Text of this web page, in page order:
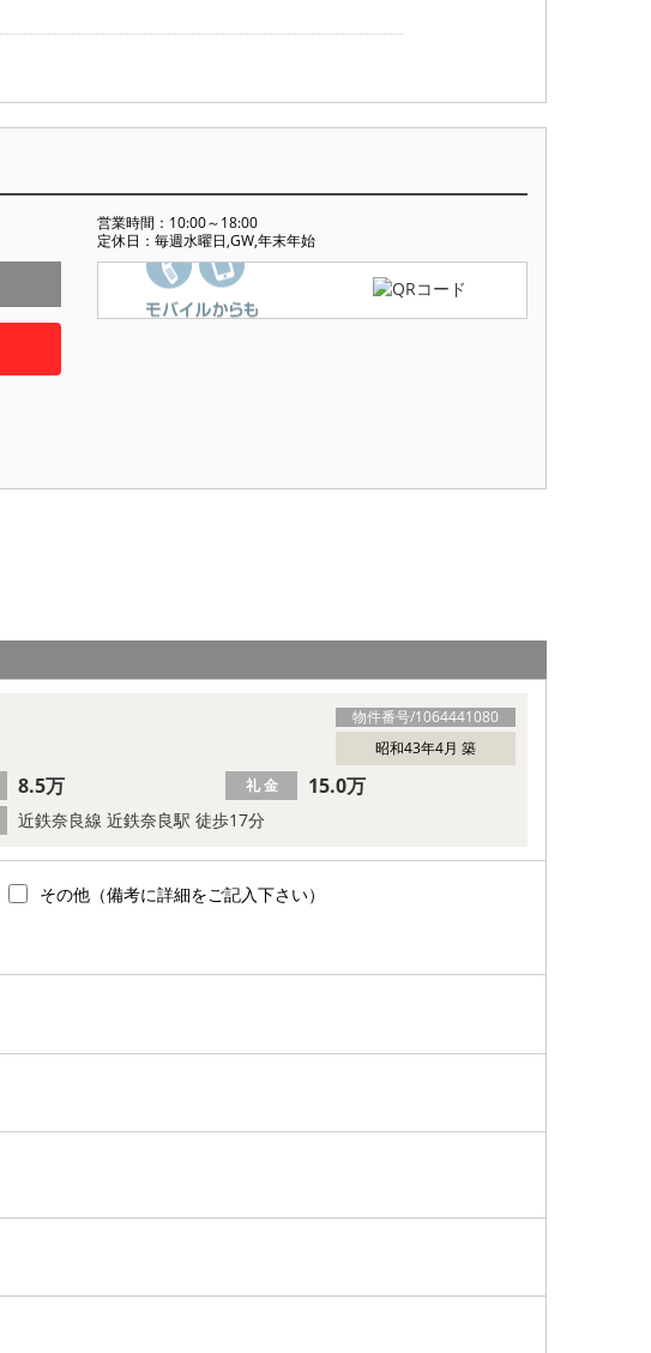
営業時間：10:00～18:00
定休日：毎週水曜日,GW,年末年始
物件番号/1064441080
昭和43年4月 築
近鉄奈良線 近鉄奈良駅 徒歩17分
8.5万 礼 金 15.0万
その他（備考に詳細をご記入下さい）